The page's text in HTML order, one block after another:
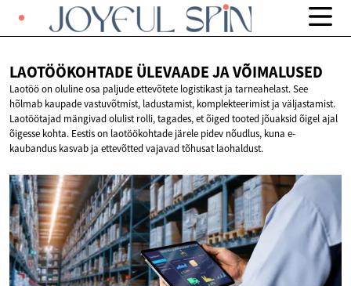
LAOTÖÖKOHTADE ÜLEVAADEJA VÕIMALUSED
Laotöö on oluline osa paljude ettevõtete logistikast ja tarneahelast. See
hõlmab kaupade vastuvõtmist, ladustamist, komplekteerimist ja väljastamist.
Laotöötajad mängivad olulist rolli, tagades, et õiged tooted jõuaksid õigel ajal
õigesse kohta. Eestis on laotöökohtade järele pidev nõudlus, kuna e-
kaubandus kasvab ja ettevõtted vajavad tõhusat laohaldust.